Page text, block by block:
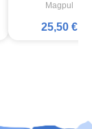
Magpul
25,50 €